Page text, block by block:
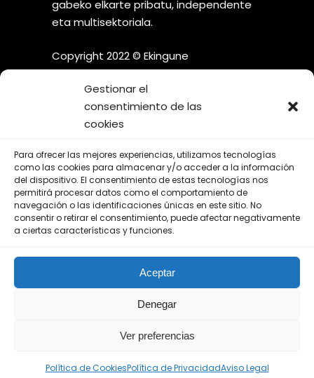
Gestionar el
consentimiento de las
cookies
Para ofrecer las mejores experiencias, utilizamos tecnologías
como las cookies para almacenar y/o acceder a la información
del dispositivo. El consentimiento de estas tecnologías nos
permitirá procesar datos como el comportamiento de
navegación o las identificaciones únicas en este sitio. No
consentir o retirar el consentimiento, puede afectar negativamente
a ciertas características y funciones.
Aceptar
Denegar
Ver preferencias
Política de CookiesPolítica de PrivacidadAviso Legal
gabeko elkarte pribatu, independente
eta multisektoriala.
Copyright 2022 © Ekingune
¡SÍGUENOS EN LAS REDES
SOCIALES!
Aviso Legal
Política de Privacidad
Política de Cookies